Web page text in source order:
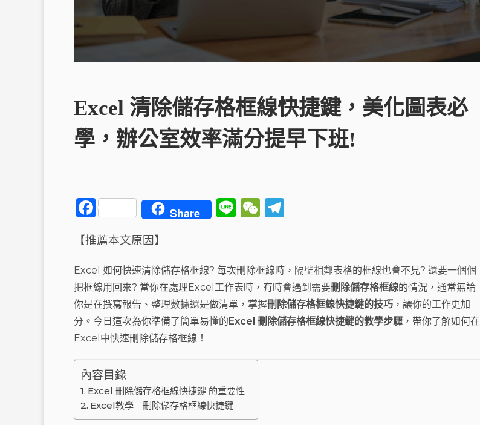
Excel 清除儲存格框線快捷鍵，美化圖表必
學，辦公室效率滿分提早下班!
F
c
e
b
o
o
k
Share
Li W
h
a
t
g
ra
m
【推薦本文原因】
Excel 如何快速清除儲存格框線? 每次刪除框線時，隔壁相鄰表格的框線也會不見? 還要一個個
把框線用回來? 當你在處理Excel工作表時，有時會遇到需要刪除儲存格框線的情況，通常無論
你是在撰寫報告、整理數據還是做清單，掌握刪除儲存格框線快捷鍵的技巧 ，讓你的工作更加
分。今日這次為你準備了簡單易懂的 Excel 刪除儲存格框線快捷鍵的教學步驟 ，帶你了解如何在
Excel中快速刪除儲存格框線！
內容目錄
Excel 刪除儲存格框線快捷鍵 的重要性
Excel教學｜刪除儲存格框線快捷鍵